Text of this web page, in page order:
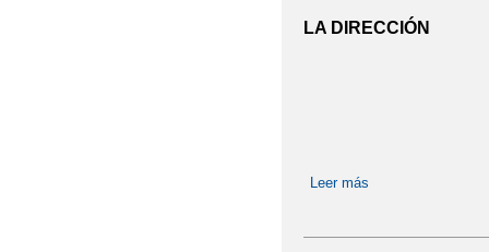
LA DIRECCIÓN
Leer más